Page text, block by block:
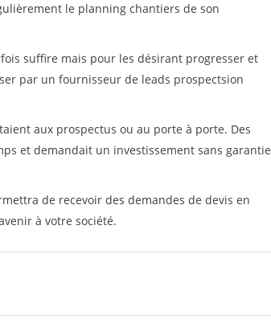
le planning chantiers de son
suffire mais pour les désirant progresser et
par un fournisseur de leads prospectsion
aux prospectus ou au porte à porte. Des
et demandait un investissement sans garantie
de recevoir des demandes de devis en
à votre société.